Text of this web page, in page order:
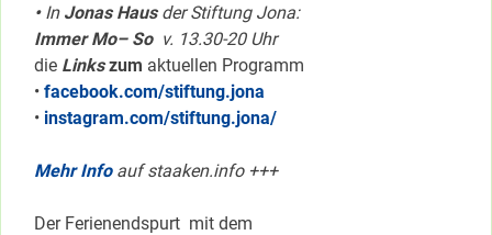
•InJonas Hausder Stiftung Jona:
Immer Mo– So v. 13.30-20 Uhr
die Linkszum aktuellen Programm
• facebook.com/stiftung.jona
• instagram.com/stiftung.jona/
Mehr Infoauf staaken.info +++
Der Ferienendspurt mit dem